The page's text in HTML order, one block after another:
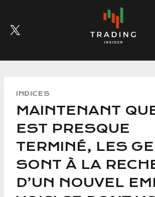
content
INDICES
MAINTENANT
EST PRESQUE
TERMINÉ, LES
SONT À LA
D’UN NOUVEL